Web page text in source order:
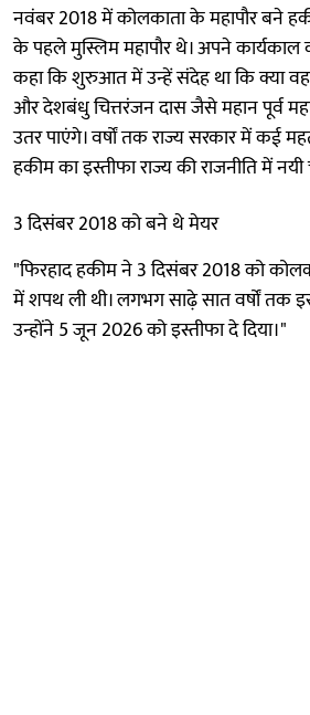
नवंबर 2018 में कोलकाता के महापौर बने
के पहले मुस्लिम महापौर थे। अपने कार्यकाल
कहा कि शुरुआत में उन्हें संदेह था कि क्या वह
और देशबंधु चित्तरंजन दास जैसे महान पूर्व
उतर पाएंगे। वर्षों तक राज्य सरकार में कई
हकीम का इस्तीफा राज्य की राजनीति में
3 दिसंबर 2018 को बने थे मेयर
"फिरहाद हकीम ने 3 दिसंबर 2018 को
में शपथ ली थी। लगभग साढ़े सात वर्षों तक
उन्होंने 5 जून 2026 को इस्तीफा दे दिया।"